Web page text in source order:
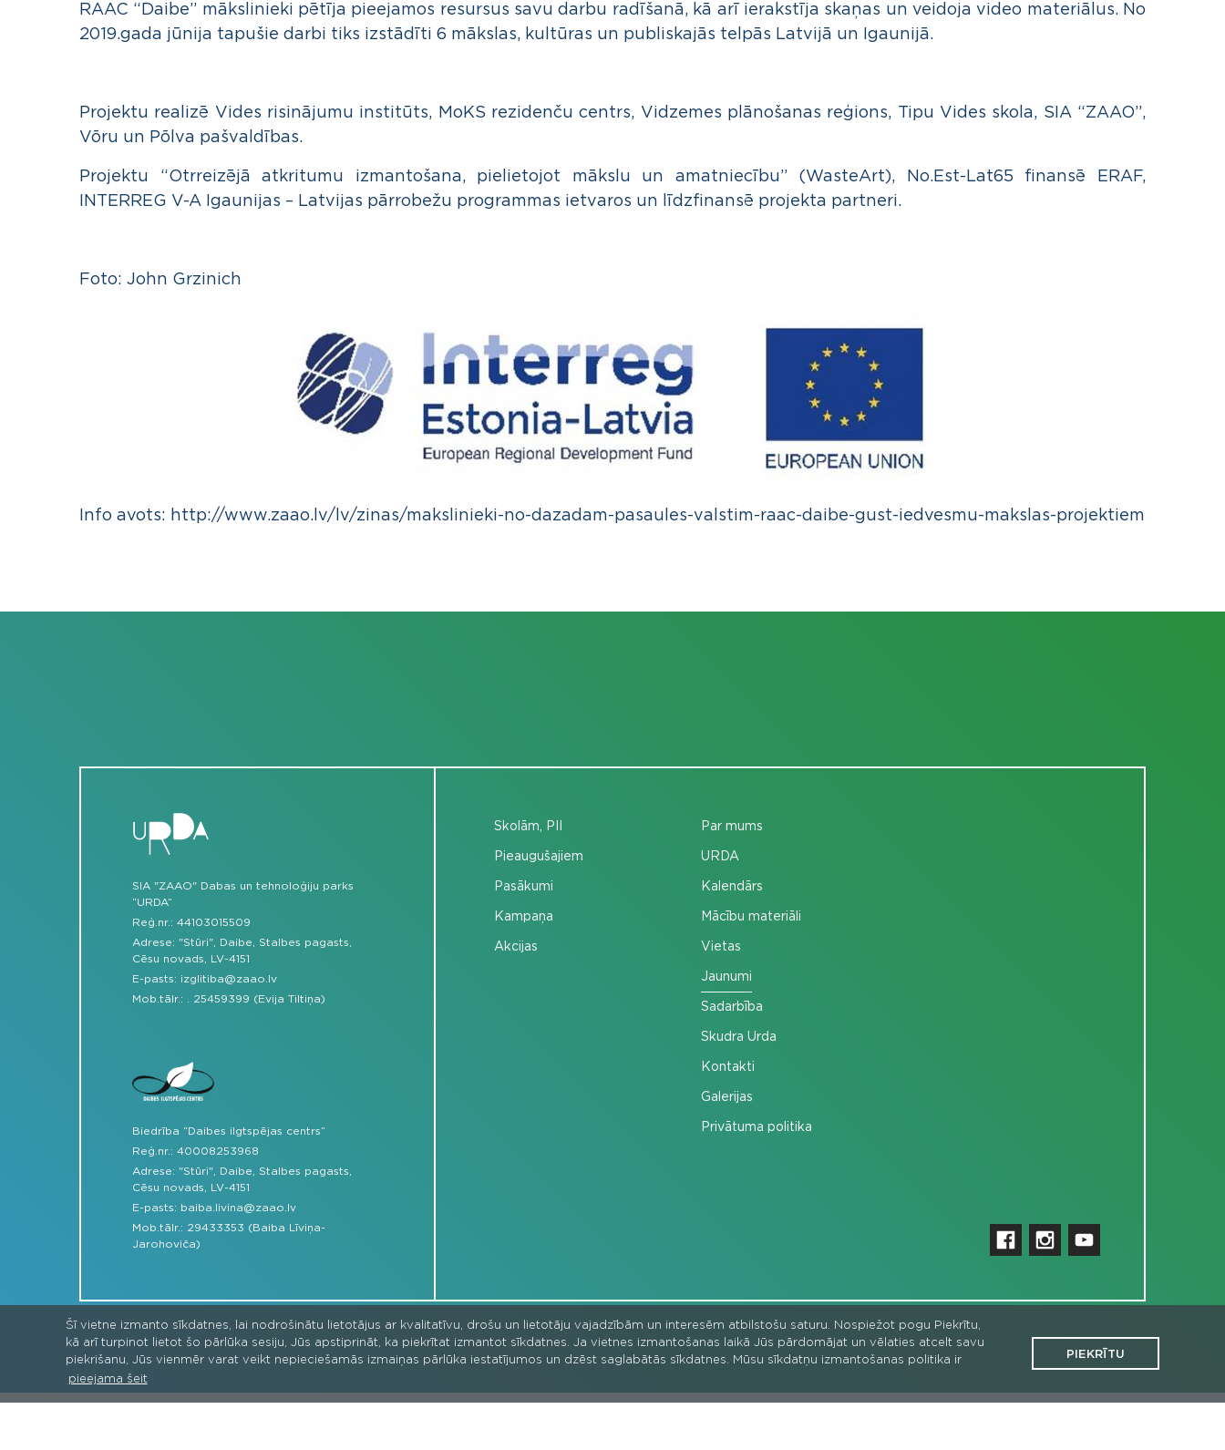
Šī vietne izmanto sīkdatnes, lai nodrošinātu lietotājus ar kvalitatīvu, drošu un lietotāju vajadzībām un interesēm atbilstošu saturu. Nospiežot pogu Piekrītu,
kā arī turpinot lietot šo pārlūka sesiju, Jūs apstiprināt, ka piekrītat izmantot sīkdatnes. Ja vietnes izmantošanas laikā Jūs pārdomājat un vēlaties atcelt savu
piekrišanu, Jūs vienmēr varat veikt nepieciešamās izmaiņas pārlūka iestatījumos un dzēst saglabātās sīkdatnes. Mūsu sīkdatņu izmantošanas politika ir
pieejama šeit
PIEKRĪTU
RAAC “Daibe” mākslinieki pētīja pieejamos resursus savu darbu radīšanā, kā arī ierakstīja skaņas un veidoja video materiālus. No
2019.gada jūnija tapušie darbi tiks izstādīti 6 mākslas, kultūras un publiskajās telpās Latvijā un Igaunijā.
Projektu realizē Vides risinājumu institūts, MoKS rezidenču centrs, Vidzemes plānošanas reģions, Tipu Vides skola, SIA “ZAAO”,
Võru un Põlva pašvaldības.
Projektu “Otrreizējā atkritumu izmantošana, pielietojot mākslu un amatniecību” (WasteArt), No.Est-Lat65 finansē ERAF,
INTERREG V-A Igaunijas – Latvijas pārrobežu programmas ietvaros un līdzfinansē projekta partneri.
Foto: John Grzinich
Info avots: http://www.zaao.lv/lv/zinas/makslinieki-no-dazadam-pasaules-valstim-raac-daibe-gust-iedvesmu-makslas-projektiem
SIA "ZAAO" Dabas un tehnoloģiju parks
“URDA”
Reģ.nr.: 44103015509
Adrese: "Stūri", Daibe, Stalbes pagasts,
Cēsu novads, LV-4151
E-pasts: izglitiba@zaao.lv
Mob.tālr.:
25459399 (Evija Tiltiņa)
Biedrība “Daibes ilgtspējas centrs”
Reģ.nr.: 40008253968
Adrese: "Stūri", Daibe, Stalbes pagasts,
Cēsu novads, LV-4151
E-pasts: baiba.livina@zaao.lv
Mob.tālr.: 29433353 (Baiba Līviņa-
Jarohoviča)
Skolām, PII
Pieaugušajiem
Pasākumi
Kampaņa
Akcijas
Par mums
URDA
Kalendārs
Mācību materiāli
Vietas
Jaunumi
Sadarbība
Skudra Urda
Kontakti
Galerijas
Privātuma politika